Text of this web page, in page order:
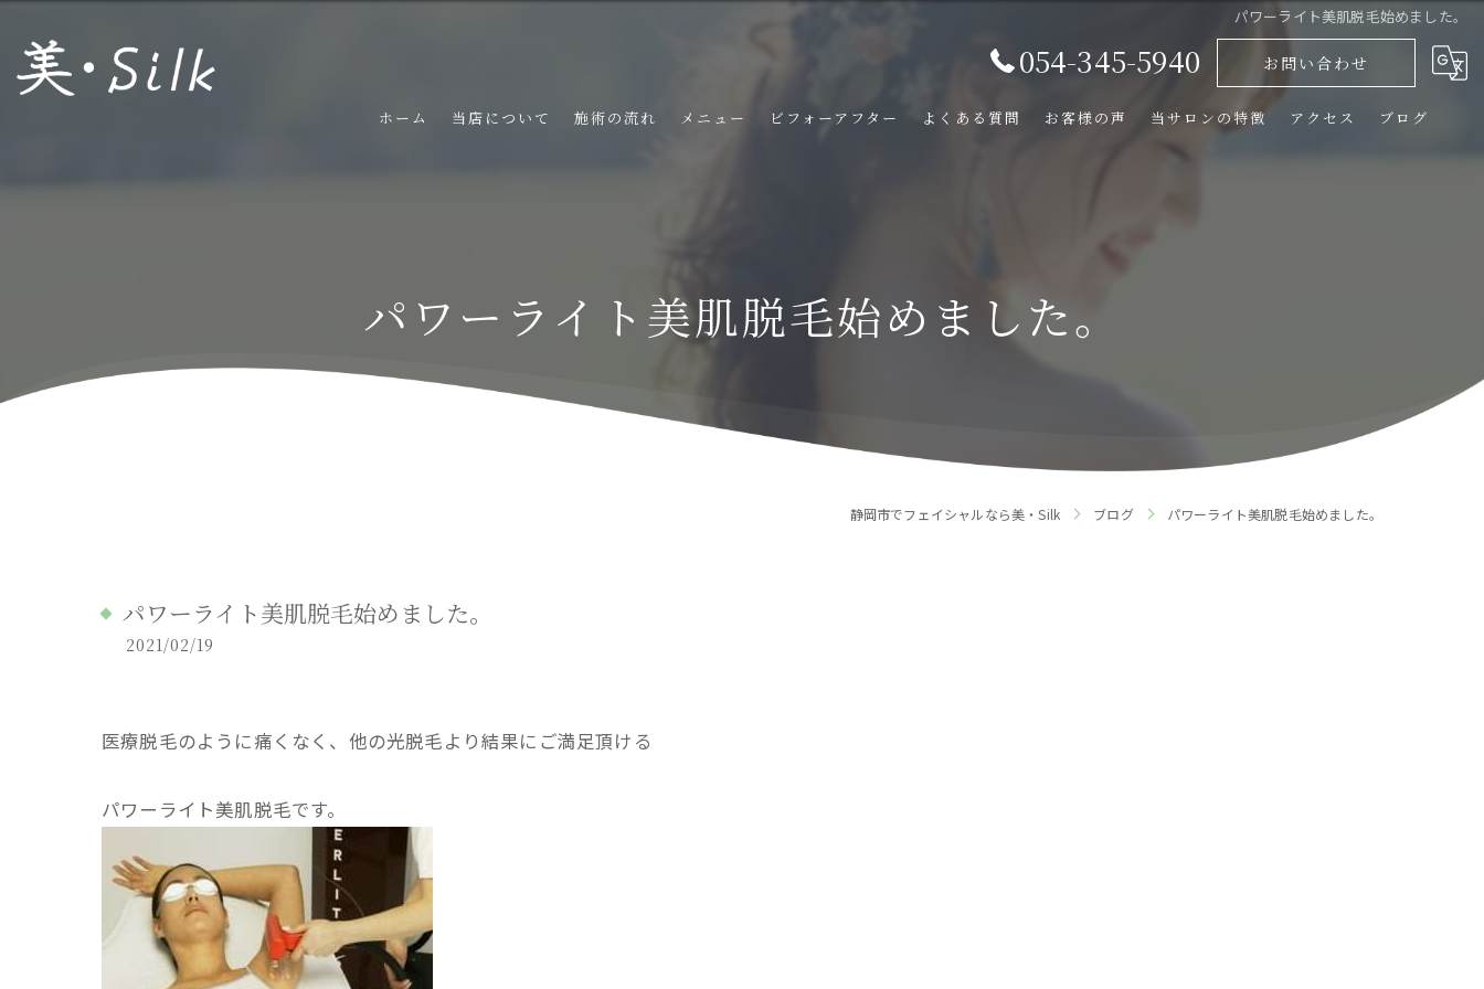
パワーライト美肌脱毛始めました。
054-345-5940 お問い合わせ
ホーム 当店について 施術の流れ メニュー ビフォーアフター よくある質問 お客様の声 当サロンの特徴 アクセス ブログ
パワーライト美肌脱毛始めました。
静岡市でフェイシャルなら美・Silk ブログ パワーライト美肌脱毛始めました。
パワーライト美肌脱毛始めました。
2021/02/19
医療脱毛のように痛くなく、他の光脱毛より結果にご満足頂ける
パワーライト美肌脱毛です。